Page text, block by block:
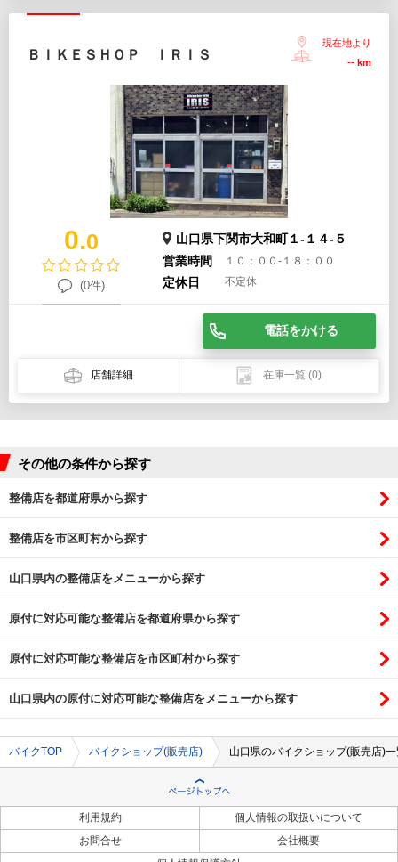
ＢＩＫＥＳＨＯＰ ＩＲＩＳ
現在地より
-- km
0.0
(0件)
山口県下関市大和町１-１４-５
営業時間
１０：００-１８：００
定休日 不定休
電話をかける
店舗詳細 在庫一覧 (0)
その他の条件から探す
整備店を都道府県から探す
整備店を市区町村から探す
山口県内の整備店をメニューから探す
原付に対応可能な整備店を都道府県から探す
原付に対応可能な整備店を市区町村から探す
山口県内の原付に対応可能な整備店をメニューから探す
バイクTOP バイクショップ(販売店) 山口県のバイクショップ(販売店)
利用規約
個人情報の取扱いについて
お問合せ
会社概要